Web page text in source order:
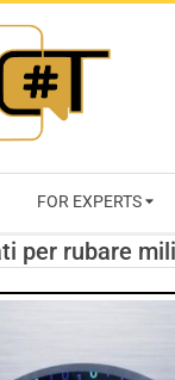
FOR EXPERTS
per rubare